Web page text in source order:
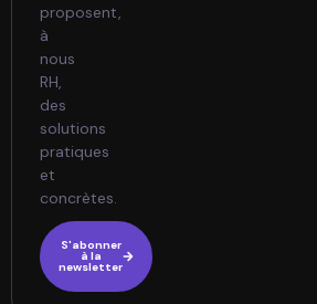
proposent,
à
nous
RH,
des
solutions
pratiques
et
concrètes.
S'abonner
à la
newsletter